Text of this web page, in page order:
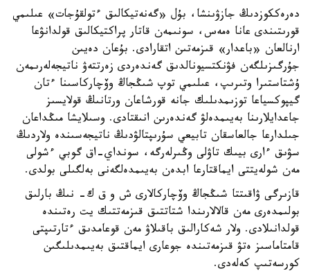
دەرەككوزدىڭ جازۋىنشا، بۇل «گەنەتيكالىق ءتولقۇجات» عىلىمي
قورىتىندى عانا ەمەس، سونىمەن قاتار پراكتيكالىق قولدانۋعا
ارنالعان «باعدار» قىزمەتىن اتقارادى. بۇعان دەيىن
جۇرگىزىلگەن فۋنكتسيونالدىق گەندەردى زەرتتەۋ ناتيجەلەرىمەن
ۇشتاستىرا وتىرىپ، عىلىمي توپ شىڭجاڭ وۆچاركاسىنا ءتان
گيپوكسياعا توزىمدىلىك جانە قورشاعان ورتانىڭ قولايسىز
جاعدايلارىنا بەيىمدەلۋ گەندەرىن انىقتادى. وسىلايشا مىڭداعان
جىلدارعا جالعاسقان تابيعي سۇرىپتالۋدىڭ ناتيجەسىندە ولاردىڭ
سۋىق ءارى بيىك تاۋلى وڭىرلەرگە، سونداي-اق گوبي ءشولى
مەن شولەيتتى ايماقتارعا ابدەن بەيىمدەلگەنى بەلگىلى بولدى.
قازىرگى ۋاقىتتا شىڭجاڭ وۆچاركالارى ش و ق ك- نىڭ بارلىق
بولىمدەرى مەن قالالارىندا شتاتتىق قىزمەتتىك يت رەتىندە
قولدانىلادى. ولار شەكارالىق باقىلاۋ مەن قوعامدىق ءتارتىپتى
قامتاماسىز ەتۋ قىزمەتىندە جوعارى ايماقتىق بەيىمدىلىگىن
كورسەتىپ كەلەدى.